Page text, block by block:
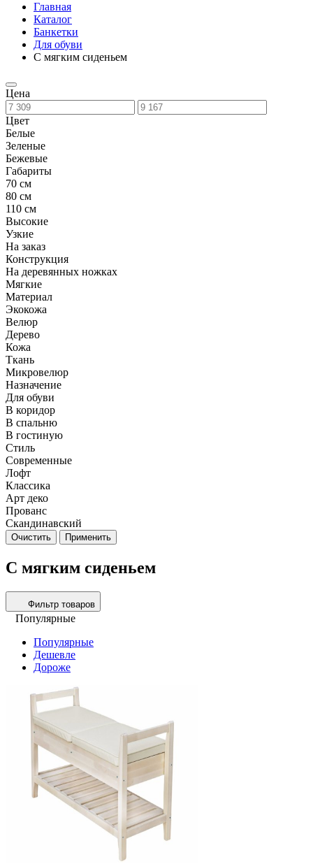
Главная
Каталог
Банкетки
Для обуви
С мягким сиденьем
Цена
Цвет
Белые
Зеленые
Бежевые
Габариты
70 см
80 см
110 см
Высокие
Узкие
На заказ
Конструкция
На деревянных ножках
Мягкие
Материал
Экокожа
Велюр
Дерево
Кожа
Ткань
Микровелюр
Назначение
Для обуви
В коридор
В спальню
В гостиную
Стиль
Современные
Лофт
Классика
Арт деко
Прованс
Скандинавский
Очистить Применить
С мягким сиденьем
Фильтр товаров
Популярные
Популярные
Дешевле
Дороже